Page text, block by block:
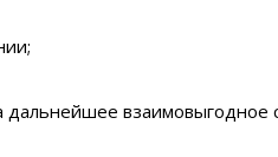
взаимовыгодное